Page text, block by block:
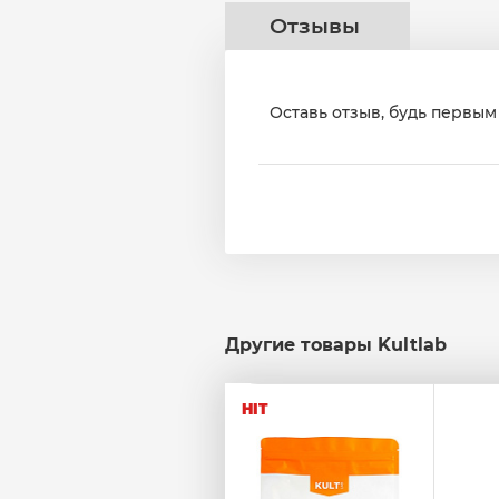
Отзывы
Оставь отзыв, будь
Другие товары Kultlab
HIT